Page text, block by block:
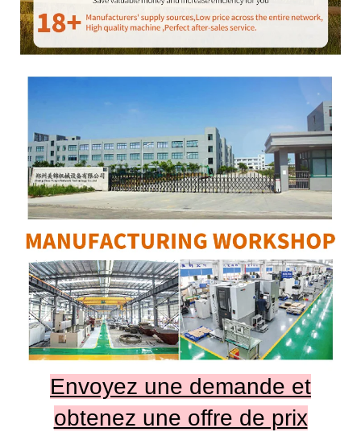
Envoyez une demande et
obtenez une offre de prix